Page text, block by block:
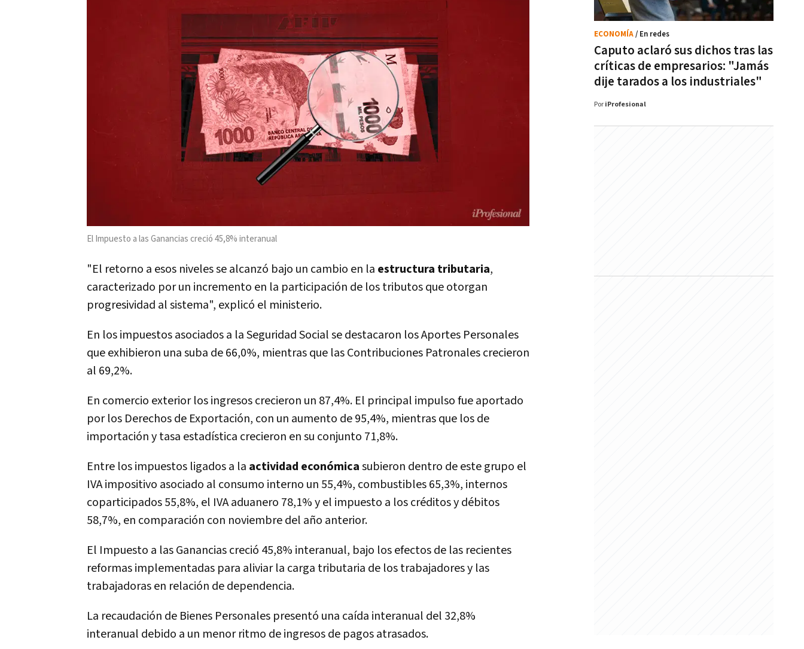
El Impuesto a las Ganancias creció 45,8% interanual
"El retorno a esos niveles se alcanzó bajo un cambio en la estructura tributaria,
caracterizado por un incremento en la participación de los tributos que otorgan
progresividad al sistema", explicó el ministerio.
En los impuestos asociados a la Seguridad Social se destacaron los Aportes Personales
que exhibieron una suba de 66,0%, mientras que las Contribuciones Patronales crecieron
al 69,2%.
En comercio exterior los ingresos crecieron un 87,4%. El principal impulso fue aportado
por los Derechos de Exportación, con un aumento de 95,4%, mientras que los de
importación y tasa estadística crecieron en su conjunto 71,8%.
Entre los impuestos ligados a la actividad económicasubieron dentro de este grupo el
IVA impositivo asociado al consumo interno un 55,4%, combustibles 65,3%, internos
coparticipados 55,8%, el IVA aduanero 78,1% y el impuesto a los créditos y débitos
58,7%, en comparación con noviembre del año anterior.
El Impuesto a las Ganancias creció 45,8% interanual, bajo los efectos de las recientes
reformas implementadas para aliviar la carga tributaria de los trabajadores y las
trabajadoras en relación de dependencia.
La recaudación de Bienes Personales presentó una caída interanual del 32,8%
interanual debido a un menor ritmo de ingresos de pagos atrasados.
Caputo aclaró sus dichos tras las
críticas de empresarios: "Jamás
dije tarados a los industriales"
ECONOMÍA/ En redes
Por iProfesional